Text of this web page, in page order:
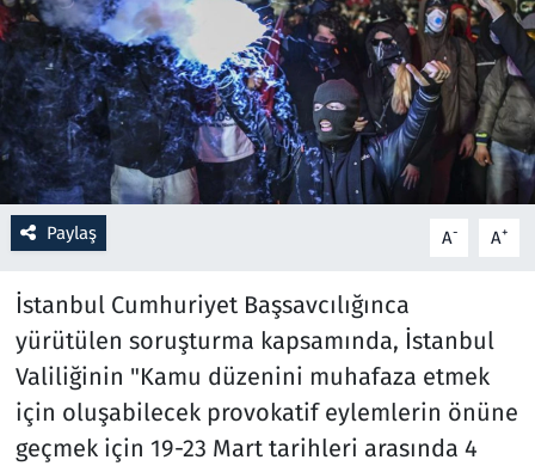
Paylaş A- A+
İstanbul Cumhuriyet Başsavcılığınca
yürütülen soruşturma kapsamında, İstanbul
Valiliğinin "Kamu düzenini muhafaza etmek
için oluşabilecek provokatif eylemlerin önüne
geçmek için 19-23 Mart tarihleri arasında 4
Rüya Tabirleri
Sağlık
Savunma Sanayi
Seçim 2023
Spor
Teknoloji ve Bilim
Televizyon